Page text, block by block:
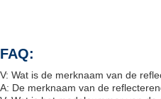
FAQ:
V: Wat is de merknaam van de
A: De merknaam van de